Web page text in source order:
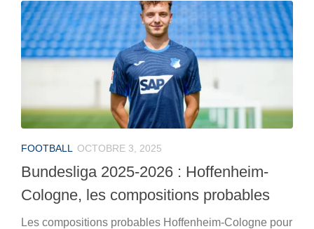
FOOTBALL OCTOBRE 3, 2025
Bundesliga 2025-2026 : Hoffenheim-
Cologne, les compositions probables
Les compositions probables Hoffenheim-Cologne pour